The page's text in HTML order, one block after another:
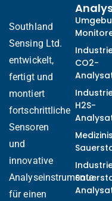
Southland
Sensing Ltd.
entwickelt,
fertigt und
montiert
fortschrittliche
Sensoren
und
innovative
Analyseinstrumente
für einen
CO2-
H2S-